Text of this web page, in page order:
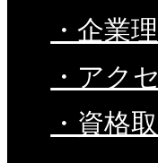
・企業
・アク
・資格